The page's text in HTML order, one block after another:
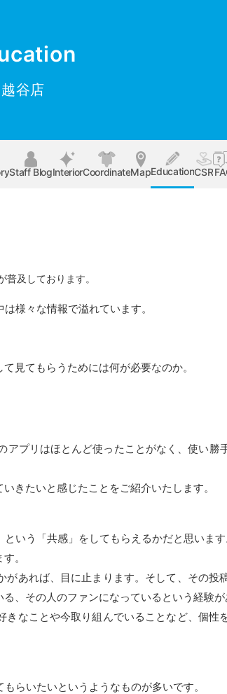
越谷店
Staff BlogInteriorCoordinateMapEducationCSR
及しております。
様々な情報で溢れています。
見てもらうためには何が必要なのか。
プリはほとんど使ったことがなく、使い勝
きたいと感じたことをご紹介いたします。
いう「共感」をしてもらえるかだと思います
。
あれば、目に止まります。そして、その投
、その人のファンになっているという経験が
なことや今取り組んでいることなど、個性
らいたいというようなものが多いです。